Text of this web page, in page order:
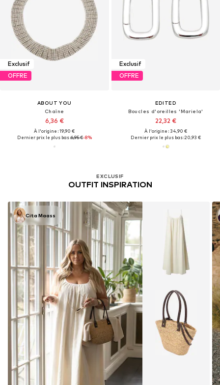
Exclusif
OFFRE
ABOUT YOU
Chaîne
6,36 €
À l'origine : 19,90 €
Dernier prix le plus bas :6,95 €-8%
EXCLUSIF
OUTFIT INSPIRATION
Cita Maass
Exclusif
OFFRE
EDITED
Boucles d'oreilles 'Mariela'
22,32 €
À l'origine : 34,90 €
Dernier prix le plus bas :20,93 €